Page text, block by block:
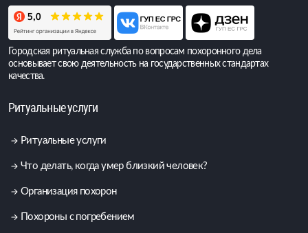
Городская ритуальная служба по вопросам похоронного дела
основывает свою деятельность на государственных стандартах
качества.
Ритуальные услуги
Ритуальные услуги
Что делать, когда умер близкий человек?
Организация похорон
Похороны с погребением